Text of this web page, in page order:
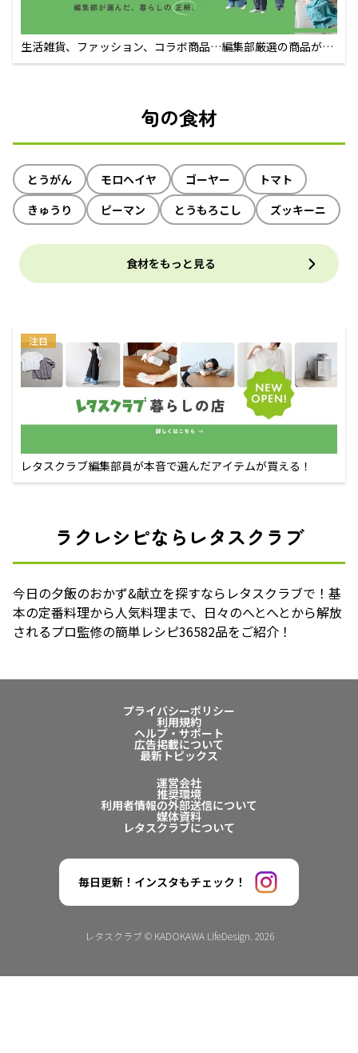
生活雑貨、ファッション、コラボ商品…編集部厳選の商品が買
えるECサイト
旬の食材
とうがん モロヘイヤ ゴーヤー
トマト
きゅうり
ピーマン とうもろこし ズッキーニ
食材をもっと見る
注目
レタスクラブ編集部員が本音で選んだアイテムが買える！
ラクレシピならレタスクラブ
今日の夕飯のおかず&献立を探すならレタスクラブで！基
本の定番料理から人気料理まで、日々のへとへとから解放
されるプロ監修の簡単レシピ36582品をご紹介！
プライバシーポリシー
利用規約
ヘルプ・サポート
広告掲載について
最新トピックス
運営会社
推奨環境
利用者情報の外部送信について
媒体資料
レタスクラブについて
毎日更新！インスタもチェック！
レタスクラブ © KADOKAWA LifeDesign. 2026